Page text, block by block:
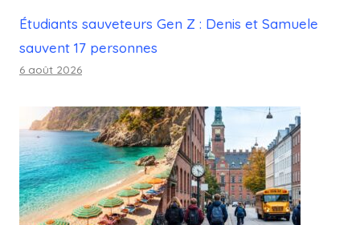
Étudiants sauveteurs Gen Z : Denis et Samuele
sauvent 17 personnes
6 août 2026